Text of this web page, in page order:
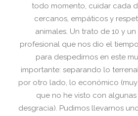
todo momento, cuidar cada
cercanos, empáticos y
animales. Un trato de 10 y
profesional que nos dio el
para despedirnos en este
importante: separando lo
por otro lado, lo económico
que no he visto con
desgracia). Pudimos llevarnos